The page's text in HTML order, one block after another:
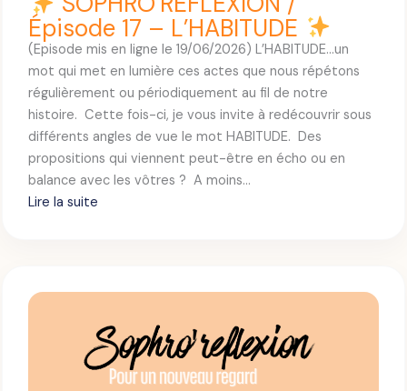
p
i
s
o
d
e
1
8
–
R
T
E
Épisode 17 – L’HABITUDE
(Episode mis en ligne le 19/06/2026) L’HABITUDE…un
mot qui met en lumière ces actes que nous répétons
régulièrement ou périodiquement au fil de notre
histoire. Cette fois-ci, je vous invite à redécouvrir sous
différents angles de vue le mot HABITUDE. Des
propositions qui viennent peut-être en écho ou en
balance avec les vôtres ? A moins…
Lire la suite
O
H
R
O